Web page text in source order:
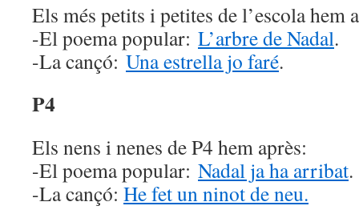
Els més petits i petites de l’escola hem
-El poema popular: L’arbre de Nadal.
-La cançó: Una estrella jo faré.
P4
Els nens i nenes de P4 hem après:
-El poema popular: Nadal ja ha arribat.
-La cançó: He fet un ninot de neu.